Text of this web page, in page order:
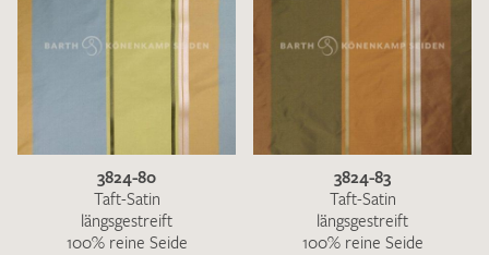
3824-80
Taft-Satin
längsgestreift
100% reine Seide
3824-83
Taft-Satin
längsgestreift
100% reine Seide